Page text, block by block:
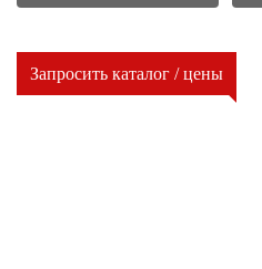
Запросить каталог / цены